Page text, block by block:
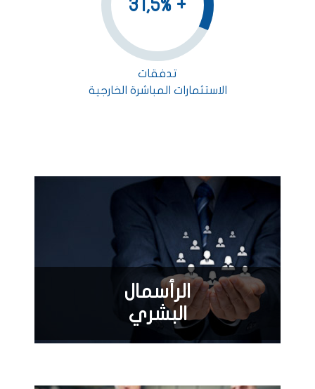
+ 31,5%
تدفقات
الاستثمارات المباشرة الخارجية
الرأسمال
البشري